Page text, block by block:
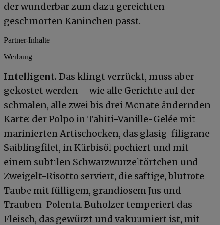
der wunderbar zum dazu gereichten
geschmorten Kaninchen passt.
Partner-Inhalte
Werbung
Intelligent. Das klingt verrückt, muss aber
gekostet werden – wie alle Gerichte auf der
schmalen, alle zwei bis drei Monate ändernden
Karte: der Polpo in Tahiti-Vanille-Gelée mit
marinierten Artischocken, das glasig-filigrane
Saiblingfilet, in Kürbisöl pochiert und mit
einem subtilen Schwarzwurzeltörtchen und
Zweigelt-Risotto serviert, die saftige, blutrote
Taube mit fülligem, grandiosem Jus und
Trauben-Polenta. Buholzer temperiert das
Fleisch, das gewürzt und vakuumiert ist, mit